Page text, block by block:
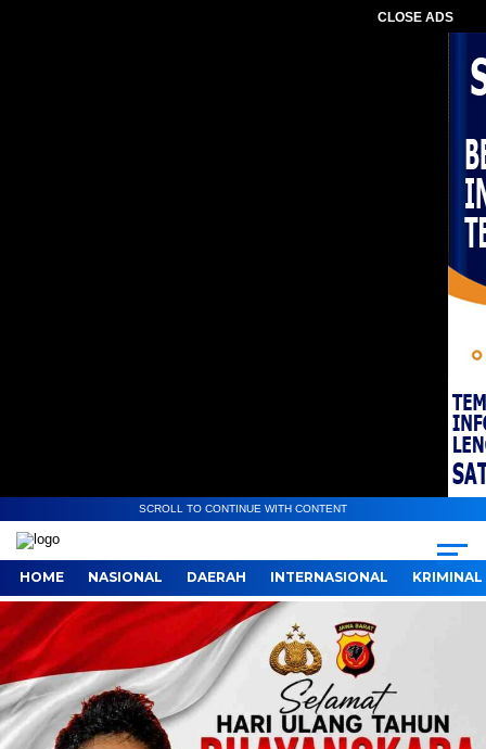
CLOSE ADS
SCROLL TO CONTINUE WITH CONTENT
HOME NASIONAL DAERAH INTERNASIONAL KRIMINAL